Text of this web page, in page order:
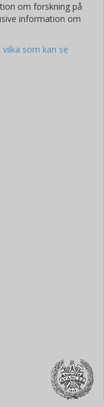
om forskning på
information om
som kan se